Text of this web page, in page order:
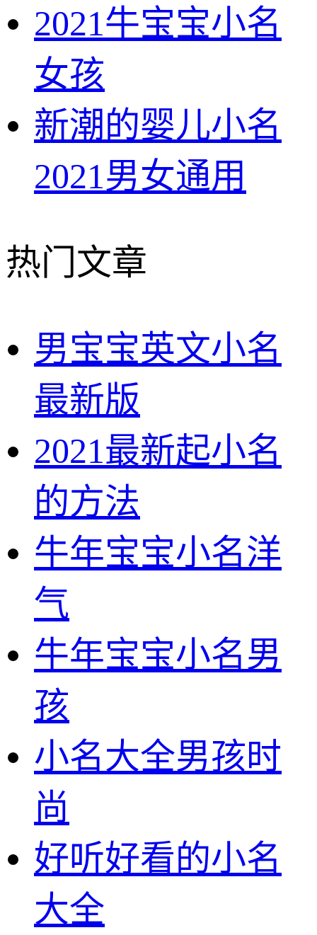
2021牛宝宝小名
女孩
新潮的婴儿小名
2021男女通用
热门文章
男宝宝英文小名
最新版
2021最新起小名
的方法
牛年宝宝小名洋
气
牛年宝宝小名男
孩
小名大全男孩时
尚
好听好看的小名
大全